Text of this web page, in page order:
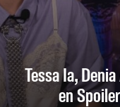
Tessa Ia,
en